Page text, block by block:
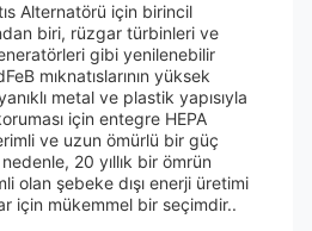
Alternatörü için birincil
biri, rüzgar türbinleri ve
gibi yenilenebilir
mıknatıslarının yüksek
metal ve plastik yapısıyla
için entegre HEPA
ve uzun ömürlü bir güç
20 yıllık bir ömrün
olan şebeke dışı enerji üretimi
için mükemmel bir seçimdir..